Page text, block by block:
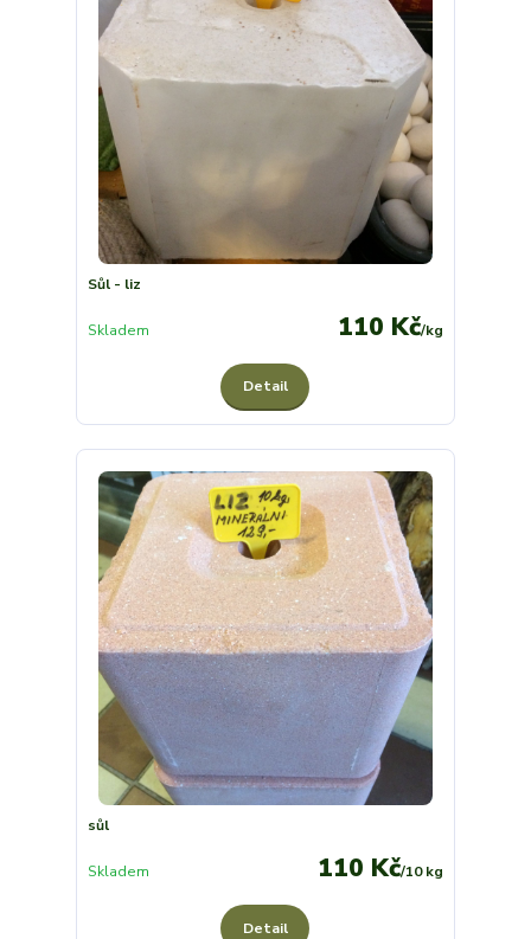
Sůl - liz
110 Kč/kg
Skladem
Detail
sůl
110 Kč/10 kg
Skladem
Detail